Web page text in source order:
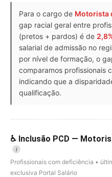
Para o cargo de Motorista
gap racial geral entre
(pretos + pardos) é de
salarial de admissão no
por nível de formação, o
comparamos profissionais
indicando que a
qualificação.
♿ Inclusão PCD —
i
Profissionais com deficiência •
exclusiva Portal Salário